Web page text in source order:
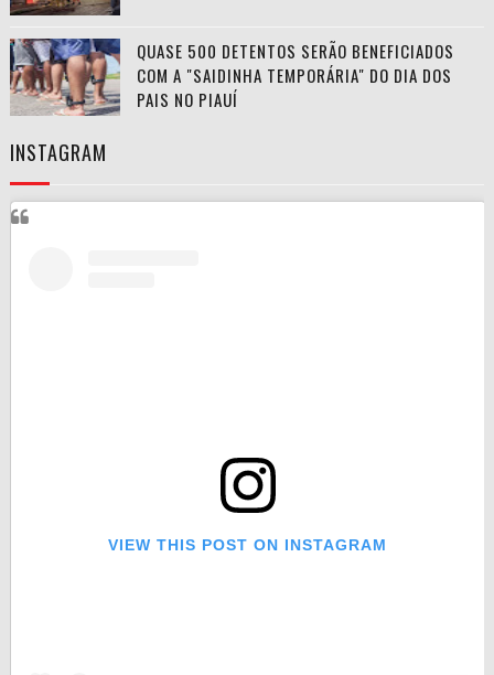
QUASE 500 DETENTOS SERÃO BENEFICIADOS
COM A "SAIDINHA TEMPORÁRIA" DO DIA DOS
PAIS NO PIAUÍ
INSTAGRAM
VIEW THIS POST ON INSTAGRAM